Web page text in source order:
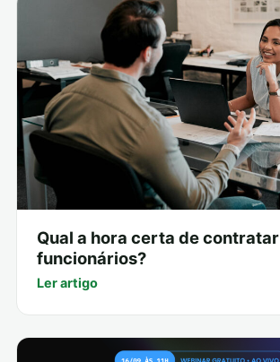
Qual a hora certa de contratar
funcionários?
Ler artigo